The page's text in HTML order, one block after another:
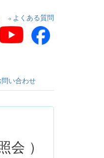
よくある質問
問い合わせ
）